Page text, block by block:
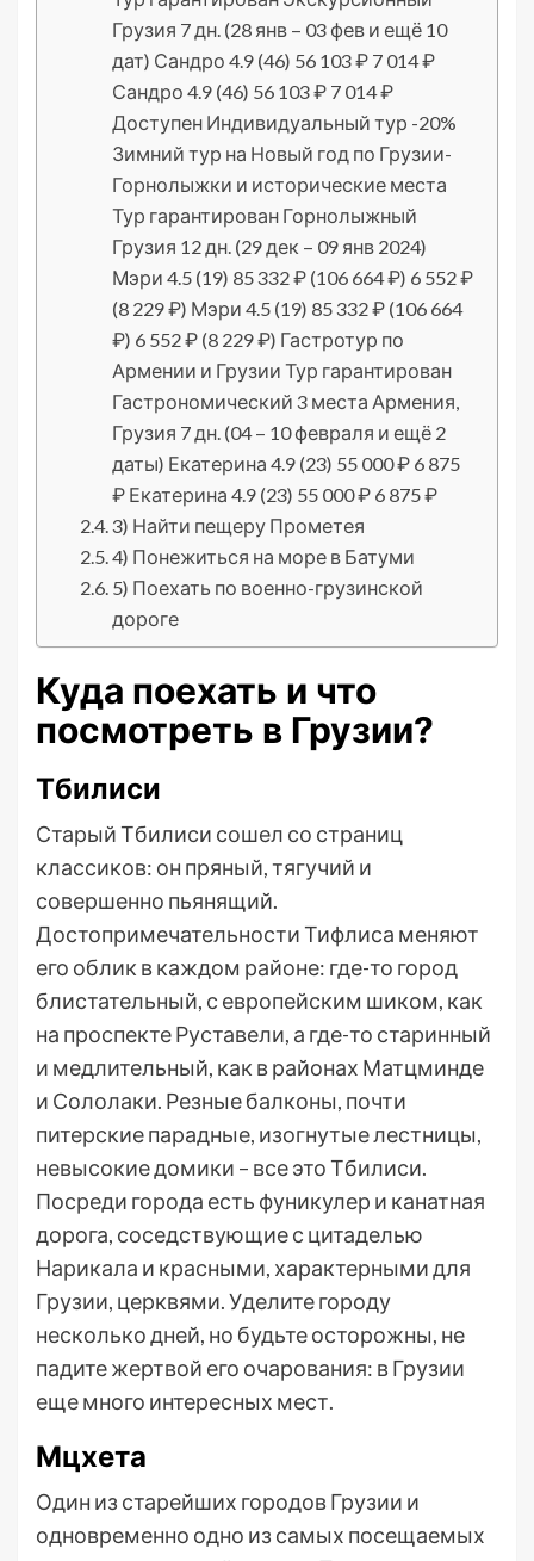
Грузия 7 дн. (28 янв – 03 фев и ещё 10
дат) Сандро 4.9 (46) 56 103 ₽ 7 014 ₽
Сандро 4.9 (46) 56 103 ₽ 7 014 ₽
Доступен Индивидуальный тур -20%
Зимний тур на Новый год по Грузии-
Горнолыжки и исторические места
Тур гарантирован Горнолыжный
Грузия 12 дн. (29 дек – 09 янв 2024)
Мэри 4.5 (19) 85 332 ₽ (106 664 ₽) 6 552 ₽
(8 229 ₽) Мэри 4.5 (19) 85 332 ₽ (106 664
₽) 6 552 ₽ (8 229 ₽) Гастротур по
Армении и Грузии Тур гарантирован
Гастрономический 3 места Армения,
Грузия 7 дн. (04 – 10 февраля и ещё 2
даты) Екатерина 4.9 (23) 55 000 ₽ 6 875
₽ Екатерина 4.9 (23) 55 000 ₽ 6 875 ₽
3) Найти пещеру Прометея
4) Понежиться на море в Батуми
5) Поехать по военно-грузинской
дороге
Куда поехать и что
посмотреть в Грузии?
Тбилиси
Старый Тбилиси сошел со страниц
классиков: он пряный, тягучий и
совершенно пьянящий.
Достопримечательности Тифлиса меняют
его облик в каждом районе: где-то город
блистательный, с европейским шиком, как
на проспекте Руставели, а где-то старинный
и медлительный, как в районах Матцминде
и Сололаки. Резные балконы, почти
питерские парадные, изогнутые лестницы,
невысокие домики – все это Тбилиси.
Посреди города есть фуникулер и канатная
дорога, соседствующие с цитаделью
Нарикала и красными, характерными для
Грузии, церквями. Уделите городу
несколько дней, но будьте осторожны, не
падите жертвой его очарования: в Грузии
еще много интересных мест.
Мцхета
Один из старейших городов Грузии и
одновременно одно из самых посещаемых